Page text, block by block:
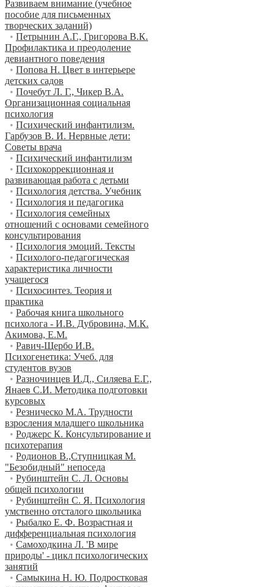
Развиваем внимание (учебное
пособие для письменных
творческих заданий)
• Петрынин А.Г., Григорова В.К.
Профилактика и преодоление
девиантного поведения
• Попова Н. Цвет в интерьере
детских садов
• Почебут Л. Г., Чикер В.А.
Организационная социальная
психология
• Психический инфантилизм.
Гарбузов В. И. Нервные дети:
Советы врача
• Психический инфантилизм
• Психокоррекционная и
развивающая работа с детьми
• Психология детства. Учебник
• Психология и педагогика
• Психология семейных
отношений с основами семейного
консультирования
• Психология эмоций. Тексты
• Психолого-педагогическая
характеристика личности
учащегося
• Психосинтез. Теория и
практика
• Рабочая книга школьного
психолога - И.В. Дубровина, М.К.
Акимова, Е.М.
• Равич-Щербо И.В.
Психогенетика: Учеб. для
студентов вузов
• Разночинцев И.Д., Силяева Е.Г.,
Янаев С.И. Методика подготовки
курсовых
• Резническо М.А. Трудности
взросления младшего школьника
• Роджерс К. Консультирование и
психотерапия
• Родионов В.,Ступницкая М.
"Безобидный" непоседа
• Рубинштейн С. Л. Основы
общей психологии
• Рубинштейн С. Я. Психология
умственно отсталого школьника
• Рыбалко Е. Ф. Возрастная и
дифференциальная психология
• Самоходкина Л. 'В мире
природы' - цикл психологических
занятий
• Самыкина Н. Ю. Подростковая